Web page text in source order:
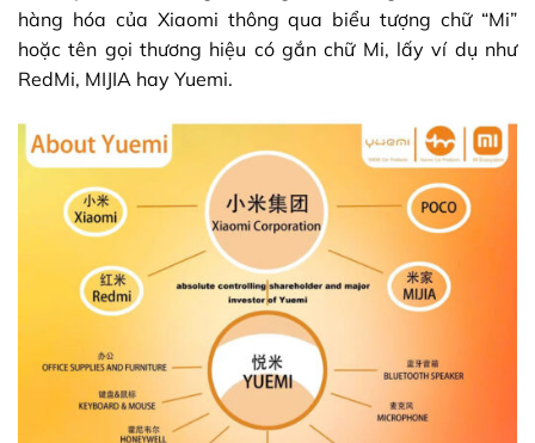
hàng hóa của Xiaomi thông qua biểu tượng chữ “Mi”
hoặc tên gọi thương hiệu có gắn chữ Mi, lấy ví dụ như
RedMi, MIJIA hay Yuemi.